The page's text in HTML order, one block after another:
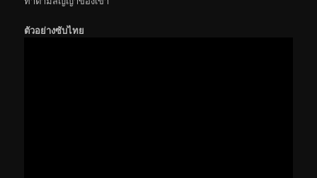
ตัวอย่างซับไทย